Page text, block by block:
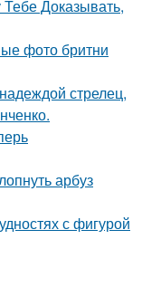
Доказывать,
фото бритни
стрелец,
арбуз
с фигурой